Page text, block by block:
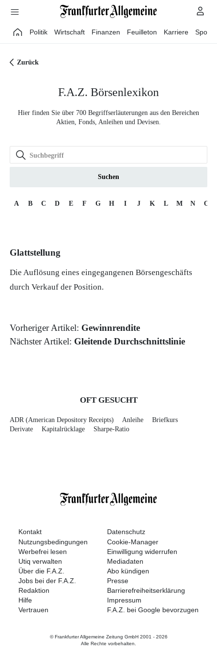
Direkt zum Hauptinhalt
Politik Wirtschaft Finanzen Feuilleton Karriere Sport
Zurück
F.A.Z. Börsenlexikon
Hier finden Sie über 700 Begriffserläuterungen aus den Bereichen
Aktien, Fonds, Anleihen und Devisen.
Suchen
A B C D E F G H I J K L M N O
Glattstellung
Die Auflösung eines eingegangenen Börsengeschäfts
durch Verkauf der Position.
Vorheriger Artikel: Gewinnrendite
Nächster Artikel: Gleitende Durchschnittslinie
OFT GESUCHT
ADR (American Depository Receipts) Anleihe
Briefkurs
Derivate
Kapitalrücklage Sharpe-Ratio
Kontakt
Datenschutz
Nutzungsbedingungen
Cookie-Manager
Werbefrei lesen
Einwilligung widerrufen
Utiq verwalten
Mediadaten
Über die F.A.Z.
Abo kündigen
Jobs bei der F.A.Z.
Presse
Redaktion
Barrierefreiheitserklärung
Hilfe
Impressum
Vertrauen
F.A.Z. bei Google bevorzugen
© Frankfurter Allgemeine Zeitung GmbH 2001 - 2026
Alle Rechte vorbehalten.